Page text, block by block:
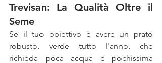
Trevisan: La Qualità Oltre il
Seme
Se il tuo obiettivo è avere un prato
robusto, verde tutto l'anno, che
richieda poca acqua e pochissima